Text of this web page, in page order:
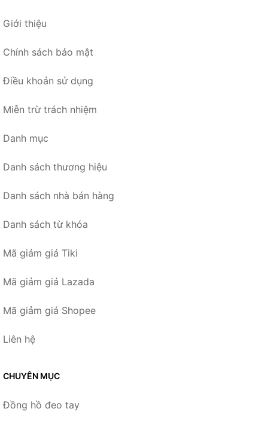
Giới thiệu
Chính sách bảo mật
Điều khoản sử dụng
Miễn trừ trách nhiệm
Danh mục
Danh sách thương hiệu
Danh sách nhà bán hàng
Danh sách từ khóa
Mã giảm giá Tiki
Mã giảm giá Lazada
Mã giảm giá Shopee
Liên hệ
CHUYÊN MỤC
Đồng hồ đeo tay